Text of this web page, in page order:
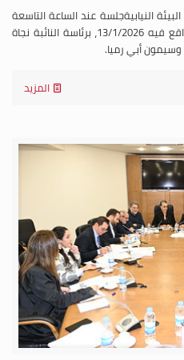
النيابيةجلسة عند الساعة التاسعة
والنصف من قبل ظهر يوم الثلاثاء الواقع فيه 13/1/2026، برئاسة النائبة نجاة
أبي رميا.
المزيد